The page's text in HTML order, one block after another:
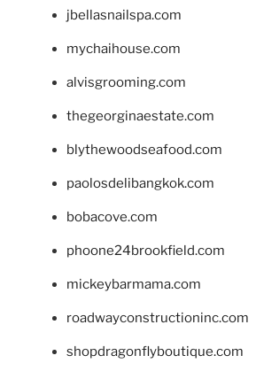
jbellasnailspa.com
mychaihouse.com
alvisgrooming.com
thegeorginaestate.com
blythewoodseafood.com
paolosdelibangkok.com
bobacove.com
phoone24brookfield.com
mickeybarmama.com
roadwayconstructioninc.com
shopdragonflyboutique.com